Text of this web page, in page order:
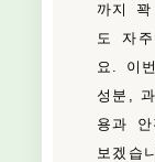
까지
도 자
요. 이
성분,
용과
보겠습